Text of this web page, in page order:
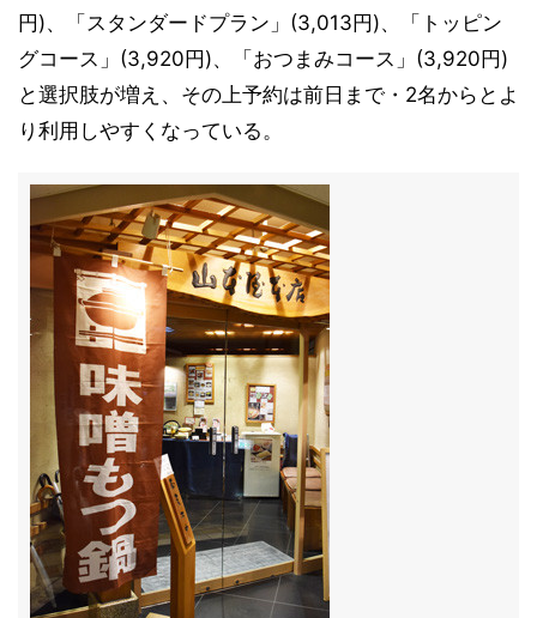
円)、「スタンダードプラン」(3,013円)、「トッピン
グコース」(3,920円)、「おつまみコース」(3,920円)
と選択肢が増え、その上予約は前日まで・2名からとよ
り利用しやすくなっている。